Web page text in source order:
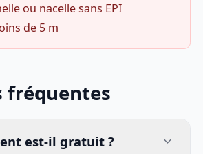
ou nacelle sans EPI
de 5 m
fréquentes
est-il gratuit ?